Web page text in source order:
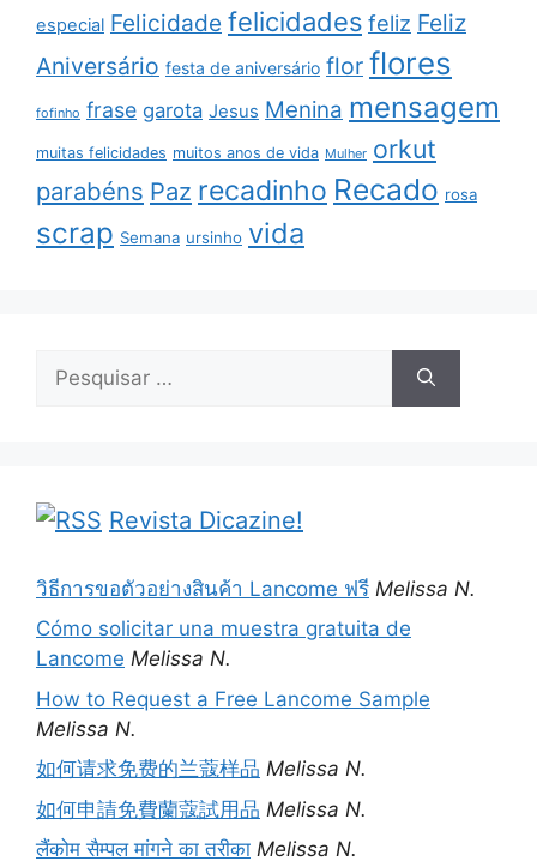
especial Felicidade felicidades feliz Feliz
Aniversário festa de aniversário flor flores
fofinho frase garota Jesus Menina mensagem
muitas felicidades muitos anos de vida Mulher orkut
parabéns Paz recadinho Recado rosa
scrap Semana ursinho vida
por:
Revista Dicazine!
วิธีการขอตัวอย่างสินค้า Lancome ฟรี Melissa N.
Cómo solicitar una muestra gratuita de
Lancome Melissa N.
How to Request a Free Lancome Sample
Melissa N.
如何请求免费的兰蔻样品 Melissa N.
如何申請免費蘭蔻試用品 Melissa N.
लैंकोम सैम्पल मांगने का तरीका Melissa N.